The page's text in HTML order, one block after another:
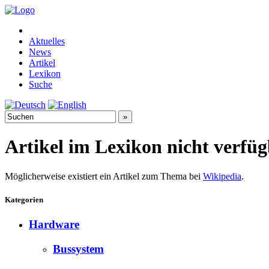
Aktuelles
News
Artikel
Lexikon
Suche
Artikel im Lexikon nicht
Möglicherweise existiert ein Artikel zum Thema bei Wikipedia.
Kategorien
Hardware
Bussystem